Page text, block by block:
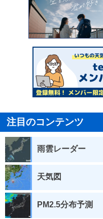
注目のコンテンツ
雨雲レーダー
天気図
PM2.5分布予測